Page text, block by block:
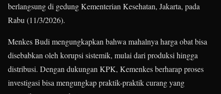
berlangsung di gedung Kementerian Kesehatan, Jakarta, pada
Rabu (11/3/2026).
Menkes Budi mengungkapkan bahwa mahalnya harga obat bisa
disebabkan oleh korupsi sistemik, mulai dari produksi hingga
distribusi. Dengan dukungan KPK, Kemenkes berharap proses
investigasi bisa mengungkap praktik-praktik curang yang